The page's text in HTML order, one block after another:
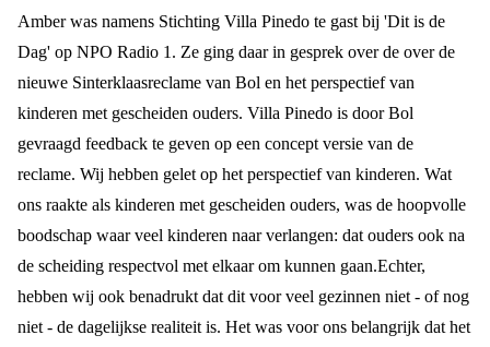
GESCHEIDEN OUDERS
Amber was namens Stichting Villa Pinedo te gast bij 'Dit is de
Dag' op NPO Radio 1. Ze ging daar in gesprek over de over de
nieuwe Sinterklaasreclame van Bol en het perspectief van
kinderen met gescheiden ouders. Villa Pinedo is door Bol
gevraagd feedback te geven op een concept versie van de
reclame. Wij hebben gelet op het perspectief van kinderen. Wat
ons raakte als kinderen met gescheiden ouders, was de hoopvolle
boodschap waar veel kinderen naar verlangen: dat ouders ook na
de scheiding respectvol met elkaar om kunnen gaan.Echter,
hebben wij ook benadrukt dat dit voor veel gezinnen niet - of nog
niet - de dagelijkse realiteit is. Het was voor ons belangrijk dat het